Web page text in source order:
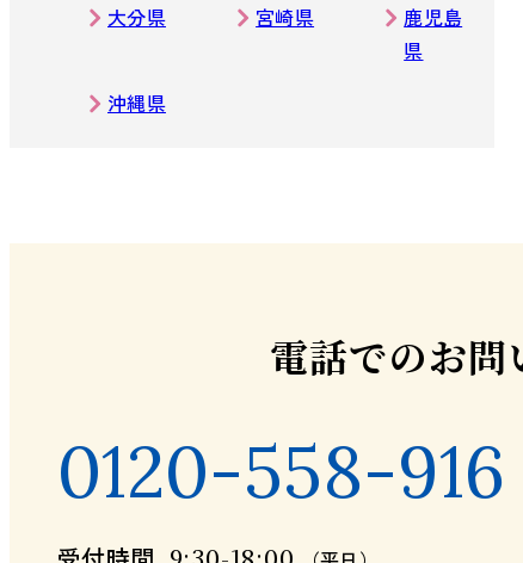
大分県
宮崎県
鹿児島
県
沖縄県
電話でのお問
0120-558-916